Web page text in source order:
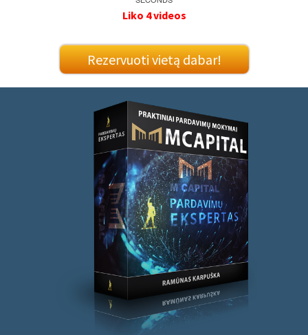
Liko 4 videos
Rezervuoti vietą dabar!